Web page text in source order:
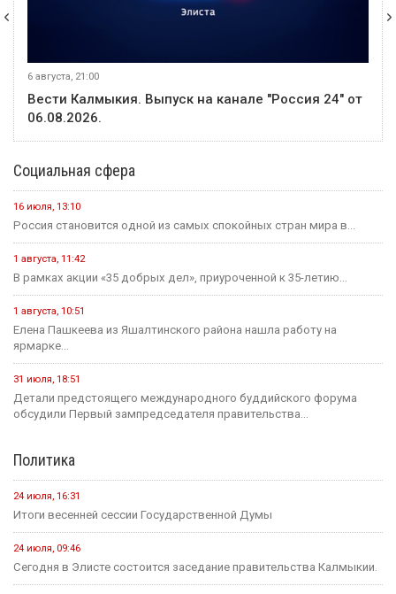
6 августа, 21:00
Вести Калмыкия. Выпуск на канале "Россия 24" от
06.08.2026.
Социальная сфера
16 июля, 13:10
Россия становится одной из самых спокойных стран мира в...
1 августа, 11:42
В рамках акции «35 добрых дел», приуроченной к 35-летию...
1 августа, 10:51
Елена Пашкеева из Яшалтинского района нашла работу на
ярмарке...
31 июля, 18:51
Детали предстоящего международного буддийского форума
обсудили Первый зампредседателя правительства...
Политика
24 июля, 16:31
Итоги весенней сессии Государственной Думы
24 июля, 09:46
Сегодня в Элисте состоится заседание правительства Калмыкии.